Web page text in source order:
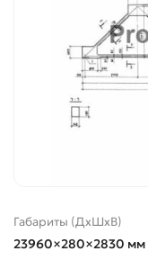
Габариты (ДхШхВ)
23960×280×2830 мм